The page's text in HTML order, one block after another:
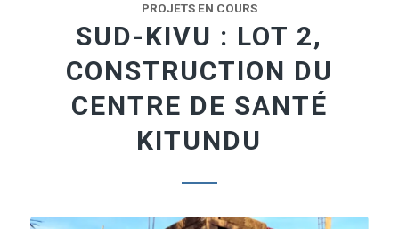
PROJETS EN COURS
SUD-KIVU : LOT 2,
CONSTRUCTION DU
CENTRE DE SANTÉ
KITUNDU